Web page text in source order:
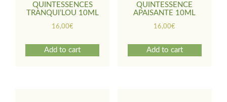
QUINTESSENCES
TRANQUI’LOU 10ML
16,00€
Add to cart
QUINTESSENCE
APAISANTE 10ML
16,00€
Add to cart